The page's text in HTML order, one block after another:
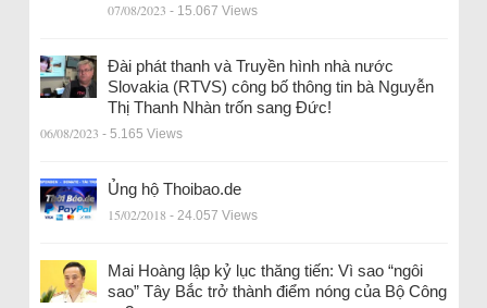
07/08/2023 - 15.067 Views
Đài phát thanh và Truyền hình nhà nước
Slovakia (RTVS) công bố thông tin bà Nguyễn
Thị Thanh Nhàn trốn sang Đức!
06/08/2023 - 5.165 Views
Ủng hộ Thoibao.de
15/02/2018 - 24.057 Views
Mai Hoàng lập kỷ lục thăng tiến: Vì sao “ngôi
sao” Tây Bắc trở thành điểm nóng của Bộ Công